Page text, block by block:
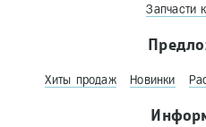
Запчасти
Хиты продаж Новинки